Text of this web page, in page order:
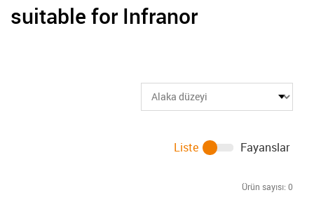
suitable for Infranor
Ürün sayısı: 0
Liste Fayanslar